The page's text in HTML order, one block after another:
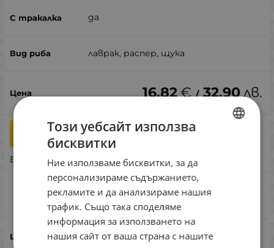
да
лаврак, распер, щука
16.82€ / 32.90лв.
бр. КУПИ
Бърза поръчка
ZipBaits ZBL Fakie Dog #BO-013
Сравни
#BO-013
Този уебсайт използва
бисквитки
Ние използваме бисквитки, за да
персонализираме съдържанието,
рекламите и да анализираме нашия
трафик. Също така споделяме
информация за използването на
нашия сайт от ваша страна с нашите